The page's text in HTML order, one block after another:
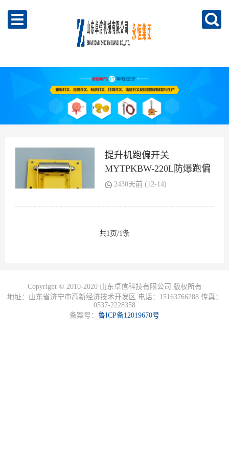
提升机跑偏开关
MYTPKBW-220L防爆跑偏
开关2430天前 (12-14)
共1页/1条
Copyright © 2010-2020 山东卓信科技有限公司 版权所有
地址：山东省济宁市高新经济技术开发区 电话：15163766288 传真：
0537-2228358
备案号： 鲁ICP备12019670号